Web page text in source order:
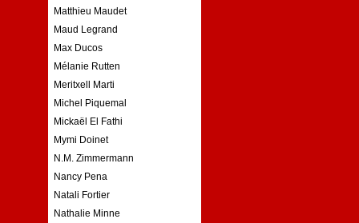
Matthieu Maudet
Maud Legrand
Max Ducos
Mélanie Rutten
Meritxell Marti
Michel Piquemal
Mickaël El Fathi
Mymi Doinet
N.M. Zimmermann
Nancy Pena
Natali Fortier
Nathalie Minne